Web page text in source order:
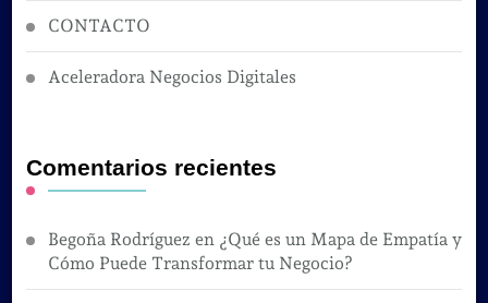
CONTACTO
Aceleradora Negocios Digitales
Comentarios recientes
Begoña Rodríguez en ¿Qué es un Mapa de Empatía y
Cómo Puede Transformar tu Negocio?